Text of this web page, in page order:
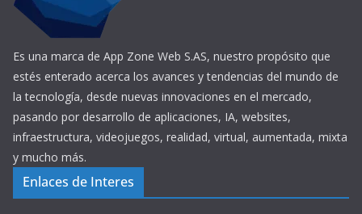
Es una marca de App Zone Web S.AS, nuestro propósito que
estés enterado acerca los avances y tendencias del mundo de
la tecnología, desde nuevas innovaciones en el mercado,
pasando por desarrollo de aplicaciones, IA, websites,
infraestructura, videojuegos, realidad, virtual, aumentada, mixta
y mucho más.
Enlaces de Interes